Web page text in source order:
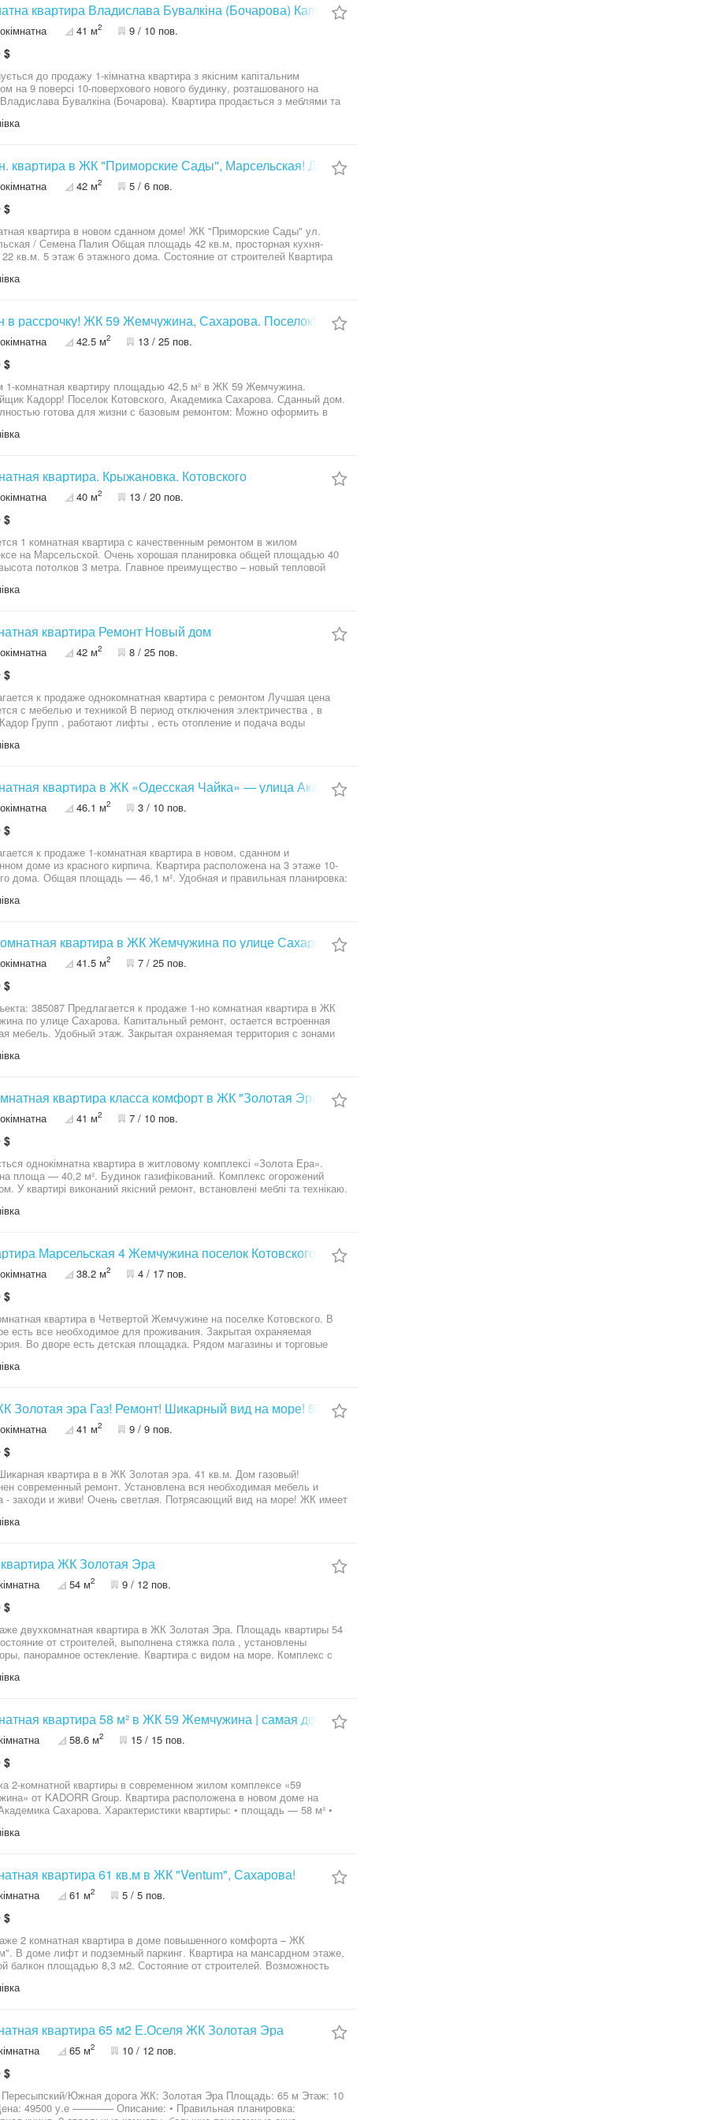
життя знаходиться біля комплесу - торгівельний центр Рів’єра,
дитячий садочок, Крижанівський ринок, зупинки транспорту.
цю квартиру, та ви забажаєте її купувати у особисту власність.
279-945
квартира Владислава Бувалкіна (Бочарова) Капремонт Меблі Техніка
41 м2 9 / 10 пов.
$
до продажу 1-кімнатна квартира з якісним капітальним
на 9 поверсі 10-поверхового нового будинку, розташованого на
Владислава Бувалкіна (Бочарова). Квартира продається з меблями та
У будинку працюють нові безшумні ліфти. Упорядкована
розвинена транспортна розв’язка. Подивіться
та ви забажаєте ії купувати. Вигідна ціна - можливий торг.
вірний вибір. Код 213-281-476
квартира в ЖК "Приморские Сады", Марсельская! Дом сдан
42 м2 5 / 6 пов.
$
квартира в новом сданном доме! ЖК "Приморские Сады" ул.
Палия Общая площадь 42 кв.м, просторная кухня-
5 этаж 6 этажного дома. Состояние от строителей Квартира
придомовая территория Работает автономное отопление и лифт.
1 комн в рассрочку! ЖК 59 Жемчужина, Сахарова. Поселок! Ремонт
42.5 м2 13 / 25 пов.
$
1-комнатная квартиру площадью 42,5 м² в ЖК 59 Жемчужина.
Кадорр! Поселок Котовского, Академика Сахарова. Сданный дом.
готова для жизни с базовым ремонтом: Можно оформить в
Ламинат в жилых комнатах и прочная плитка в кухонной зоне и
что является отличной базой для дальнейшей установки бытовой
- Уже установлены кондиционер, вытяжка и варочная поверхность!
рассрочка на 50 месяцев с первым взносом от 25%.
квартир ограничено! Не упустите свой шанс стать владельцем
одном из лучших комплексов Одессы. Звоните прямо сейчас,
подробности и договориться о просмотре!
квартира. Крыжановка. Котовского
40 м2 13 / 20 пов.
$
1 комнатная квартира с качественным ремонтом в жилом
на Марсельской. Очень хорошая планировка общей площадью 40
потолков 3 метра. Главное преимущество – новый тепловой
и техникой. Прекрасный панорамный вид морского побережья. Дом
АН "Атланта". Больше информации и фото по ссылке:
odessa/object/1komnatnye/244622
квартира Ремонт Новый дом
42 м2 8 / 25 пов.
$
к продаже однокомнатная квартира с ремонтом Лучшая цена
и техникой В период отключения электричества , в
Групп , работают лифты , есть отопление и подача воды
квартира в ЖК «Одесская Чайка» — улица Академика Сахарова
46.1 м2 3 / 10 пов.
$
к продаже 1-комнатная квартира в новом, сданном и
из красного кирпича. Квартира расположена на 3 этаже 10-
дома. Общая площадь — 46,1 м². Удобная и правильная планировка:
возможность выполнить
платежах. Преимущества комплекса: закрытая
круглосуточная охрана, видеонаблюдение. Развитая
рядом детские сады, школы, супермаркеты, рынки, кафе и
развязка. Дополнительно: на этаже есть кладовка (за
узнать детали и записаться на просмотр.
квартира в ЖК Жемчужина по улице Сахарова.
41.5 м2 7 / 25 пов.
$
к продаже 1-но комнатная квартира в ЖК
по улице Сахарова. Капитальный ремонт, остается встроенная
мебель. Удобный этаж. Закрытая охраняемая территория с зонами
Выгодный вариант для жизни, аренды и инвестиций. Удобная
комнатная квартира класса комфорт в ЖК "Золотая Эра"
41 м2 7 / 10 пов.
$
однокімнатна квартира в житловому комплексі «Золота Ера».
м². Будинок газифікований. Комплекс огорожений
меблі та технікаю.
До моря всього 5-6 мінут пішки, пляж Крижанівка.
Марсельская 4 Жемчужина поселок Котовского АП
38.2 м2 4 / 17 пов.
$
квартира в Четвертой Жемчужине на поселке Котовского. В
есть все необходимое для проживания. Закрытая охраняемая
Во дворе есть детская площадка. Рядом магазины и торговые
1к в ЖК Золотая эра Газ! Ремонт! Шикарный вид на море! 50000у.е!
41 м2 9 / 9 пов.
$
квартира в в ЖК Золотая эра. 41 кв.м. Дом газовый!
современный ремонт. Установлена вся необходимая мебель и
- заходи и живи! Очень светлая. Потрясающий вид на море! ЖК имеет
генератором (Тепло, лифты, вода есть всегда) Ландшафтный дизайн,
ЖК Золотая Эра
54 м2 9 / 12 пов.
$
двухкомнатная квартира в ЖК Золотая Эра. Площадь квартиры 54
от строителей, выполнена стяжка пола , установлены
панорамное остекление. Квартира с видом на море. Комплекс с
, освещение мест общественного пользования и
квартира 58 м² в ЖК 59 Жемчужина | самая доступная цена
58.6 м2 15 / 15 пов.
$
2-комнатной квартиры в современном жилом комплексе «59
Group. Квартира расположена в новом доме на
Характеристики квартиры: • площадь — 58 м² •
• благоустроенный двор • современные лифты • детские и
находятся супермаркеты, школы, детские сады,
общественного транспорта. Цена — 800 $ за м². Звоните
подробной информации и записи на просмотр.
квартира 61 кв.м в ЖК "Ventum", Сахарова!
61 м2 5 / 5 пов.
$
2 комнатная квартира в доме повышенного комфорта – ЖК
этаже,
площадью 8,3 м2. Состояние от строителей. Возможность
60,9 м2. Упорядоченная охраняемая территория двор закрытого типа.
поликлиника. Продажа по перуступке. Звоните, организуем показ в
для Вас время
квартира 65 м2 Е.Оселя ЖК Золотая Эра
65 м2 10 / 12 пов.
$
Южная дорога ЖК: Золотая Эра Площадь: 65 м Этаж: 10
Описание: • Правильная планировка: